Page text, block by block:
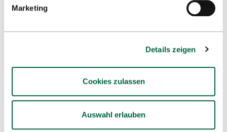
Marketing
Details zeigen
Cookies zulassen
Auswahl erlauben
SUSANNE SINN-BISINGER